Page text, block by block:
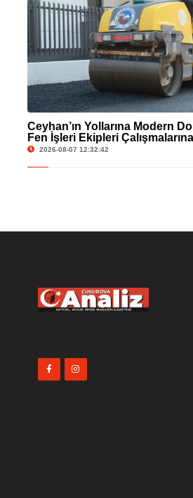
Ceyhan’ın Yollarına Modern
Fen İşleri Ekipleri
Ediyor
2026-08-07 12:32:42